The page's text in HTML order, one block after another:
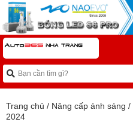
Trang chủ / Nâng cấp ánh sáng /
2024